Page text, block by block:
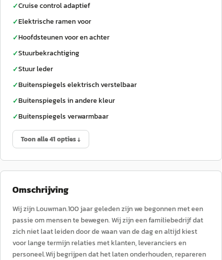
✓Cruise control adaptief
✓Elektrische ramen voor
✓Hoofdsteunen voor en achter
✓Stuurbekrachtiging
✓Stuur leder
✓Buitenspiegels elektrisch verstelbaar
✓Buitenspiegels in andere kleur
✓Buitenspiegels verwarmbaar
Toon alle 41 opties ↓
Omschrijving
Wij zijn Louwman.100 jaar geleden zijn we begonnen met een
passie om mensen te bewegen. Wij zijn een familiebedrijf dat
zich niet laat leiden door de waan van de dag en altijd kiest
voor lange termijn relaties met klanten, leveranciers en
personeel.Wij begrijpen dat het laten onderhouden, repareren